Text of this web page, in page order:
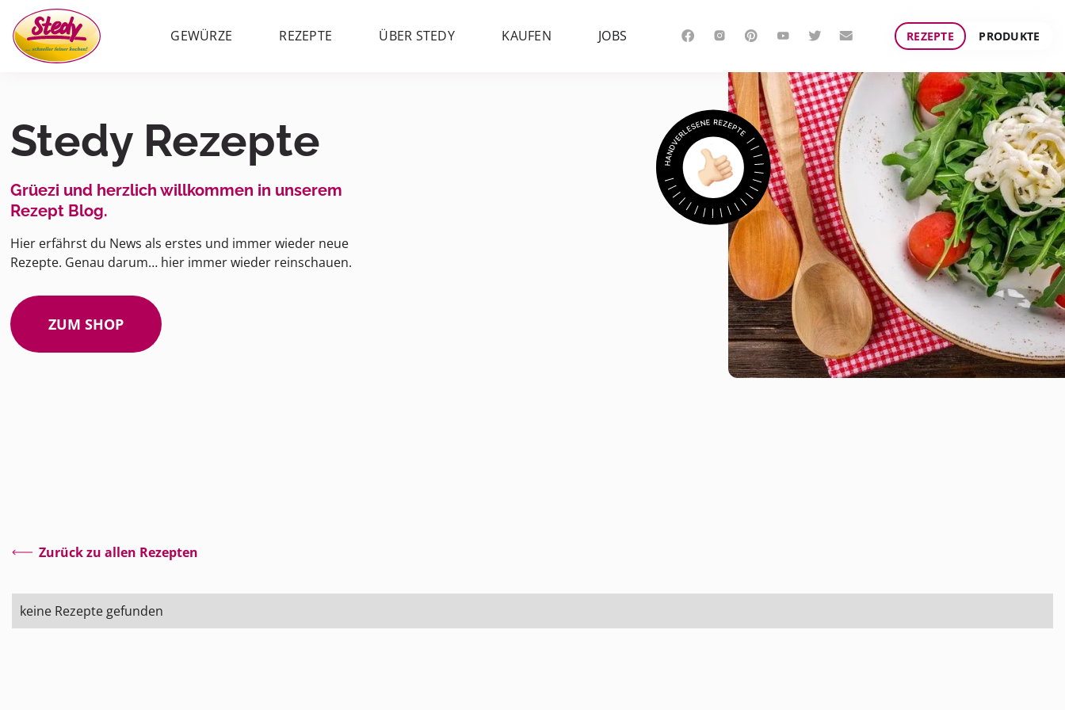
GEWÜRZE REZEPTE ÜBER STEDY KAUFEN JOBS REZEPTE PRODUKTE
Stedy Rezepte
Grüezi und herzlich willkommen in unserem
Rezept Blog.
Hier erfährst du News als erstes und immer wieder neue
Rezepte. Genau darum… hier immer wieder reinschauen.
ZUM SHOP
Zurück zu allen Rezepten
keine Rezepte gefunden